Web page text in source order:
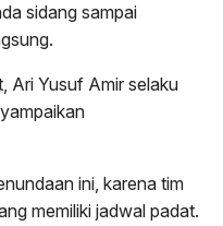
sidang sampai
Ari Yusuf Amir selaku
ini, karena tim
memiliki jadwal padat.